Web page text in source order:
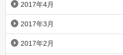
2017年4月
2017年3月
2017年2月